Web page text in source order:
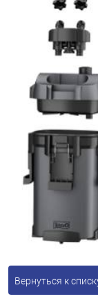
Вернуться к